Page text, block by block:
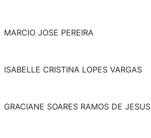
MARCIO JOSE PEREIRA
ISABELLE CRISTINA LOPES VARGAS
GRACIANE SOARES RAMOS DE JESUS